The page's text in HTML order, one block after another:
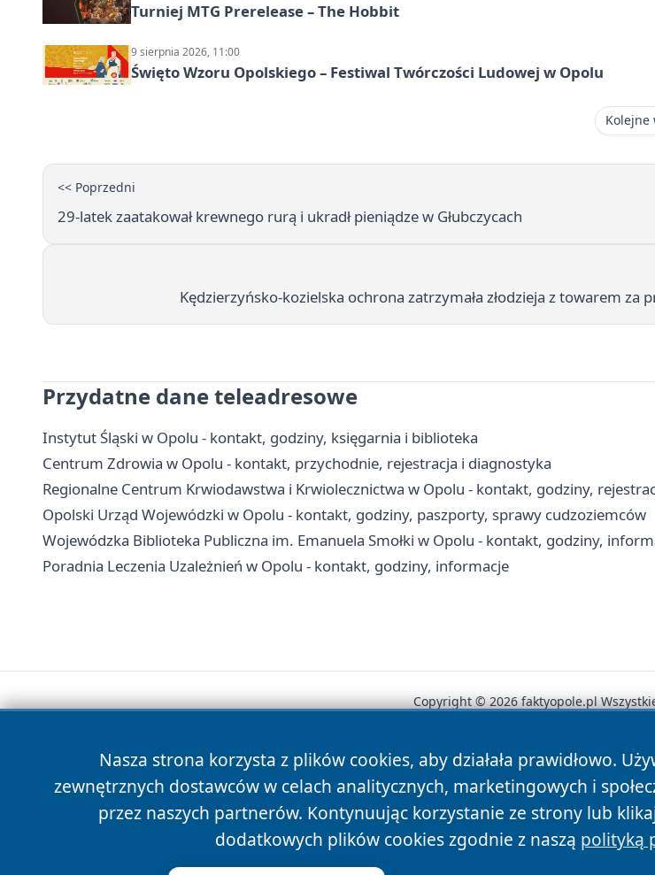
Turniej MTG Prerelease – The Hobbit
9 sierpnia 2026, 11:00
Święto Wzoru Opolskiego – Festiwal Twórczości Ludowej w Opolu
Kolejne
<< Poprzedni
29-latek zaatakował krewnego rurą i ukradł pieniądze w Głubczycach
Kędzierzyńsko-kozielska ochrona zatrzymała złodzieja z towarem za
Przydatne dane teleadresowe
Instytut Śląski w Opolu - kontakt, godziny, księgarnia i biblioteka
Centrum Zdrowia w Opolu - kontakt, przychodnie, rejestracja i diagnostyka
Regionalne Centrum Krwiodawstwa i Krwiolecznictwa w Opolu - kontakt, godziny,
Opolski Urząd Wojewódzki w Opolu - kontakt, godziny, paszporty, sprawy cudzoziemców
Wojewódzka Biblioteka Publiczna im. Emanuela Smołki w Opolu - kontakt, godziny,
Poradnia Leczenia Uzależnień w Opolu - kontakt, godziny, informacje
Nasza strona korzysta z plików cookies, aby działała prawidłowo.
zewnętrznych dostawców w celach analitycznych, marketingowych i
przez naszych partnerów. Kontynuując korzystanie ze strony lub
dodatkowych plików cookies zgodnie z naszą polityką
Copyright © 2026 faktyopole.pl
News Autorzy Polityka